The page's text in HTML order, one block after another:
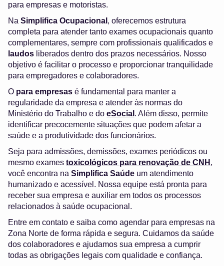
para empresas e motoristas.
Na Simplifica Ocupacional , oferecemos estrutura
completa para atender tanto exames ocupacionais quanto
complementares, sempre com profissionais qualificados e
laudos liberados dentro dos prazos necessários. Nosso
objetivo é facilitar o processo e proporcionar tranquilidade
para empregadores e colaboradores.
O para empresas é fundamental para manter a
regularidade da empresa e atender às normas do
Ministério do Trabalho e do eSocial . Além disso, permite
identificar precocemente situações que podem afetar a
saúde e a produtividade dos funcionários.
Seja para admissões, demissões, exames periódicos ou
mesmo exames toxicológicos para renovação de CNH ,
você encontra na Simplifica Saúde um atendimento
humanizado e acessível. Nossa equipe está pronta para
receber sua empresa e auxiliar em todos os processos
relacionados à saúde ocupacional.
Entre em contato e saiba como agendar para empresas na
Zona Norte de forma rápida e segura. Cuidamos da saúde
dos colaboradores e ajudamos sua empresa a cumprir
todas as obrigações legais com qualidade e confiança.